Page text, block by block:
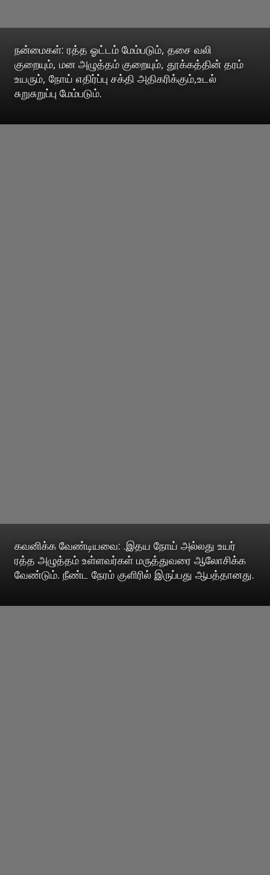
நன்மைகள்: ரத்த ஓட்டம் மேம்படும், தசை வலி
குறையும், மன அழுத்தம் குறையும், தூக்கத்தின் தரம்
உயரும், நோய் எதிர்ப்பு சக்தி அதிகரிக்கும்,உடல்
சுறுசுறுப்பு மேம்படும்.
கவனிக்க வேண்டியவை: .இதய நோய் அல்லது உயர்
ரத்த அழுத்தம் உள்ளவர்கள் மருத்துவரை ஆலோசிக்க
வேண்டும். நீண்ட நேரம் குளிரில் இருப்பது ஆபத்தானது.